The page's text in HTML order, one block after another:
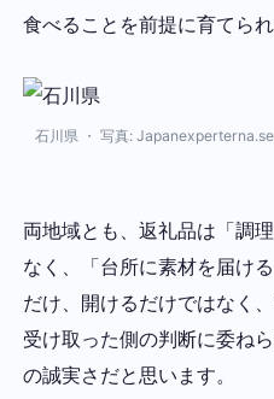
食べることを前提に育てら
石川県 ・ 写真:
両地域とも、返礼品は「調
なく、「台所に素材を届け
だけ、開けるだけではなく
受け取った側の判断に委ね
の誠実さだと思います。